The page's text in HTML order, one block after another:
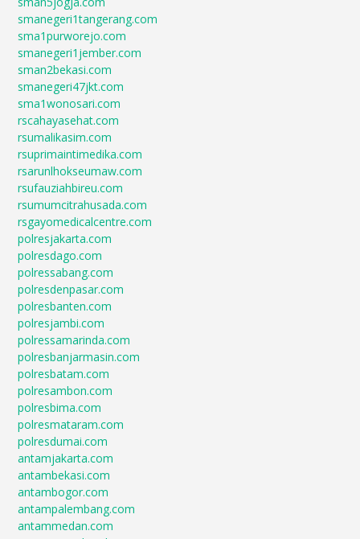
smanegeri1tangerang.com
sma1purworejo.com
smanegeri1jember.com
sman2bekasi.com
smanegeri47jkt.com
sma1wonosari.com
rscahayasehat.com
rsumalikasim.com
rsuprimaintimedika.com
rsarunlhokseumaw.com
rsufauziahbireu.com
rsumumcitrahusada.com
rsgayomedicalcentre.com
polresjakarta.com
polresdago.com
polressabang.com
polresdenpasar.com
polresbanten.com
polresjambi.com
polressamarinda.com
polresbanjarmasin.com
polresbatam.com
polresambon.com
polresbima.com
polresmataram.com
polresdumai.com
antamjakarta.com
antambekasi.com
antambogor.com
antampalembang.com
antammedan.com